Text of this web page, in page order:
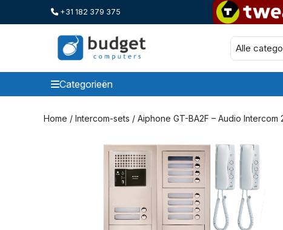
+31 182 379 375
Categorieën
Categorieen
Home / Intercom-sets / Aiphone GT-BA2F – Audio Intercom